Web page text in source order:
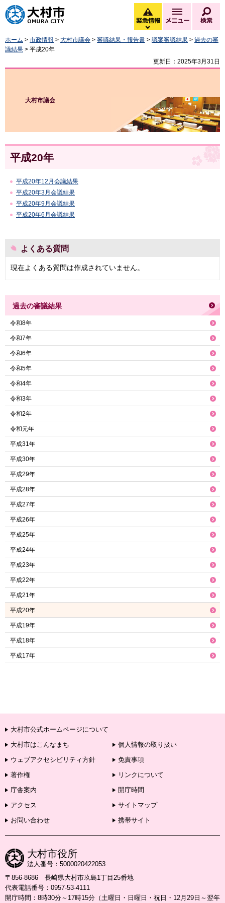
大村市
緊急情報
緊急情報を開く
メニュー
ホーム > 市政情報 > 大村市議会 > 審議結果・報告書 > 議案審議結果 > 過去の審
議結果 > 平成20年
更新日：2025年3月31日
大村市議会
平成20年
平成20年12月会議結果
平成20年3月会議結果
平成20年9月会議結果
平成20年6月会議結果
よくある質問
現在よくある質問は作成されていません。
過去の審議結果
令和8年
令和7年
令和6年
令和5年
令和4年
令和3年
令和2年
令和元年
平成31年
平成30年
平成29年
平成28年
平成27年
平成26年
平成25年
平成24年
平成23年
平成22年
平成21年
平成20年
平成19年
平成18年
平成17年
大村市公式ホームページについて
大村市はこんなまち
個人情報の取り扱い
ウェブアクセシビリティ方針
免責事項
著作権
リンクについて
庁舎案内
開庁時間
アクセス
サイトマップ
お問い合わせ
携帯サイト
大村市役所
法人番号：5000020422053
〒856-8686 長崎県大村市玖島1丁目25番地
代表電話番号：0957-53-4111
開庁時間：8時30分～17時15分（土曜日・日曜日・祝日・12月29日～翌年